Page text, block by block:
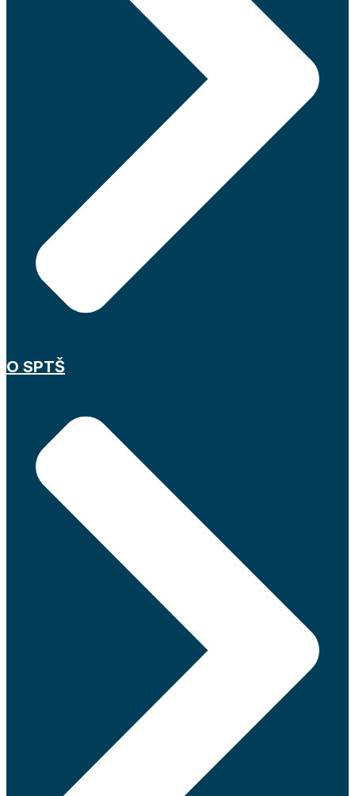
O SPTŠ